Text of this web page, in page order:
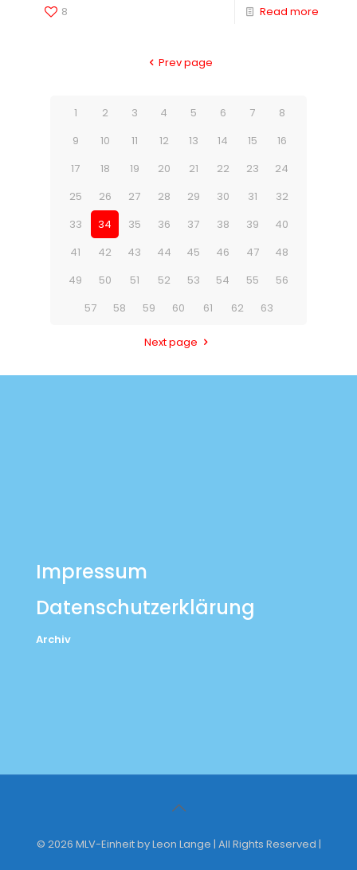
8 Read more
Prev page
1 2 3 4 5 6 7
8
9
10 11 12 13 14 15
16
17
18 19 20 21 22 23
24
25
26 27 28 29 30 31
32
33
34 35 36 37 38 39
40
41
42 43 44 45 46 47
48
49
50 51 52 53 54 55
56
57
58 59 60 61 62 63
Next page
Impressum
Datenschutzerklärung
Archiv
© 2026 MLV-Einheit by Leon Lange | All Rights Reserved |